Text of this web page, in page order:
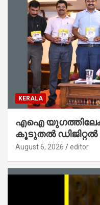
KERALA
എഐ
കൂടുതൽ
August 6, 2026 editor